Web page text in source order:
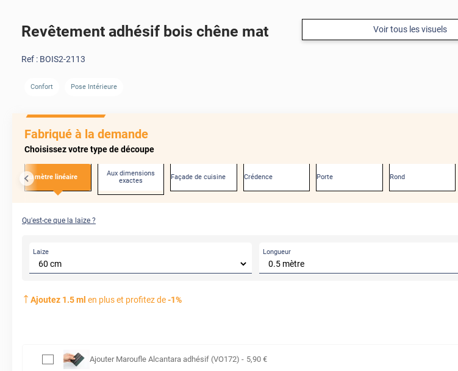
Voir tous les visuels
Revêtement adhésif bois chêne mat
Ref : BOIS2-2113
Confort Pose Intérieure
Fabriqué à la demande
Choisissez votre type de découpe
Au mètre linéaire
Aux dimensions
exactes
Façade de cuisine Crédence Porte Rond
Qu'est-ce que la laize ?
Laize Longueur
Ajoutez 1.5ml en plus et profitez de-1%
Ajouter Maroufle Alcantara adhésif (VO172) - 5,90 €